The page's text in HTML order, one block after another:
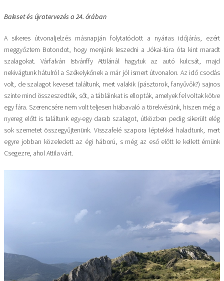
Baleset és újratervezés a 24. órában
A sikeres útvonaljelzés másnapján folytatódott a nyárias időjárás, ezért
meggyőztem Botondot, hogy menjünk leszedni a Jókai-túra óta kint maradt
szalagokat. Várfalván Istvánffy Attilánál hagytuk az autó kulcsát, majd
nekivágtunk hátulról a Székelykőnek a már jól ismert útvonalon. Az idő csodás
volt, de szalagot keveset találtunk, mert valakik (pásztorok, fanyűvők?) sajnos
szinte mind összeszedték, sőt, a tábláinkat is ellopták, amelyek fel voltak kötve
egy fára. Szerencsére nem volt teljesen hiábavaló a törekvésünk, hiszen még a
nyereg előtt is találtunk egy-egy darab szalagot, útközben pedig sikerült elég
sok szemetet összegyűjtenünk. Visszafelé szapora léptekkel haladtunk, mert
egyre jobban közeledett az égi háború, s még az eső előtt le kellett érnünk
Csegezre, ahol Attila várt.